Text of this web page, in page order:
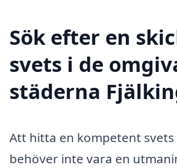
Sök efter en
svets i de
städerna
Att hitta en kompetent svets
behöver inte vara en